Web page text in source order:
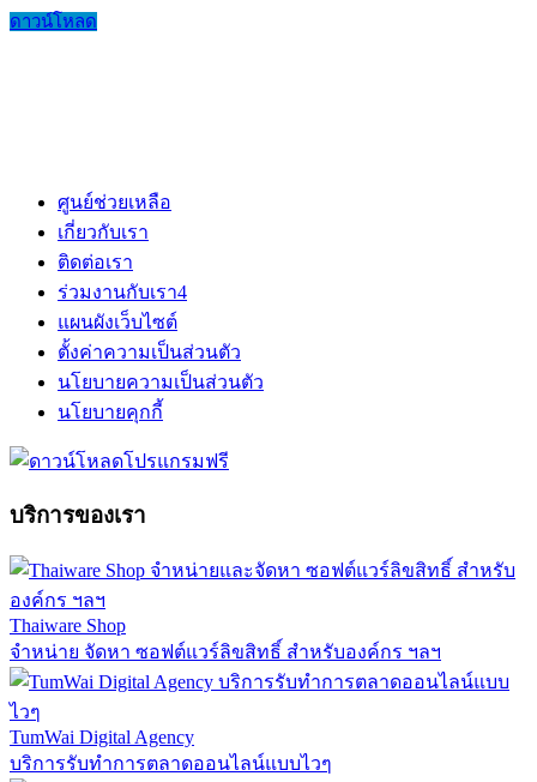
ดาวน์โหลด
ศูนย์ช่วยเหลือ
เกี่ยวกับเรา
ติดต่อเรา
ร่วมงานกับเรา4
แผนผังเว็บไซต์
ตั้งค่าความเป็นส่วนตัว
นโยบายความเป็นส่วนตัว
นโยบายคุกกี้
บริการของเรา
Thaiware Shop
จำหน่าย จัดหา ซอฟต์แวร์ลิขสิทธิ์ สำหรับองค์กร ฯลฯ
TumWai Digital Agency
บริการรับทำการตลาดออนไลน์แบบไวๆ